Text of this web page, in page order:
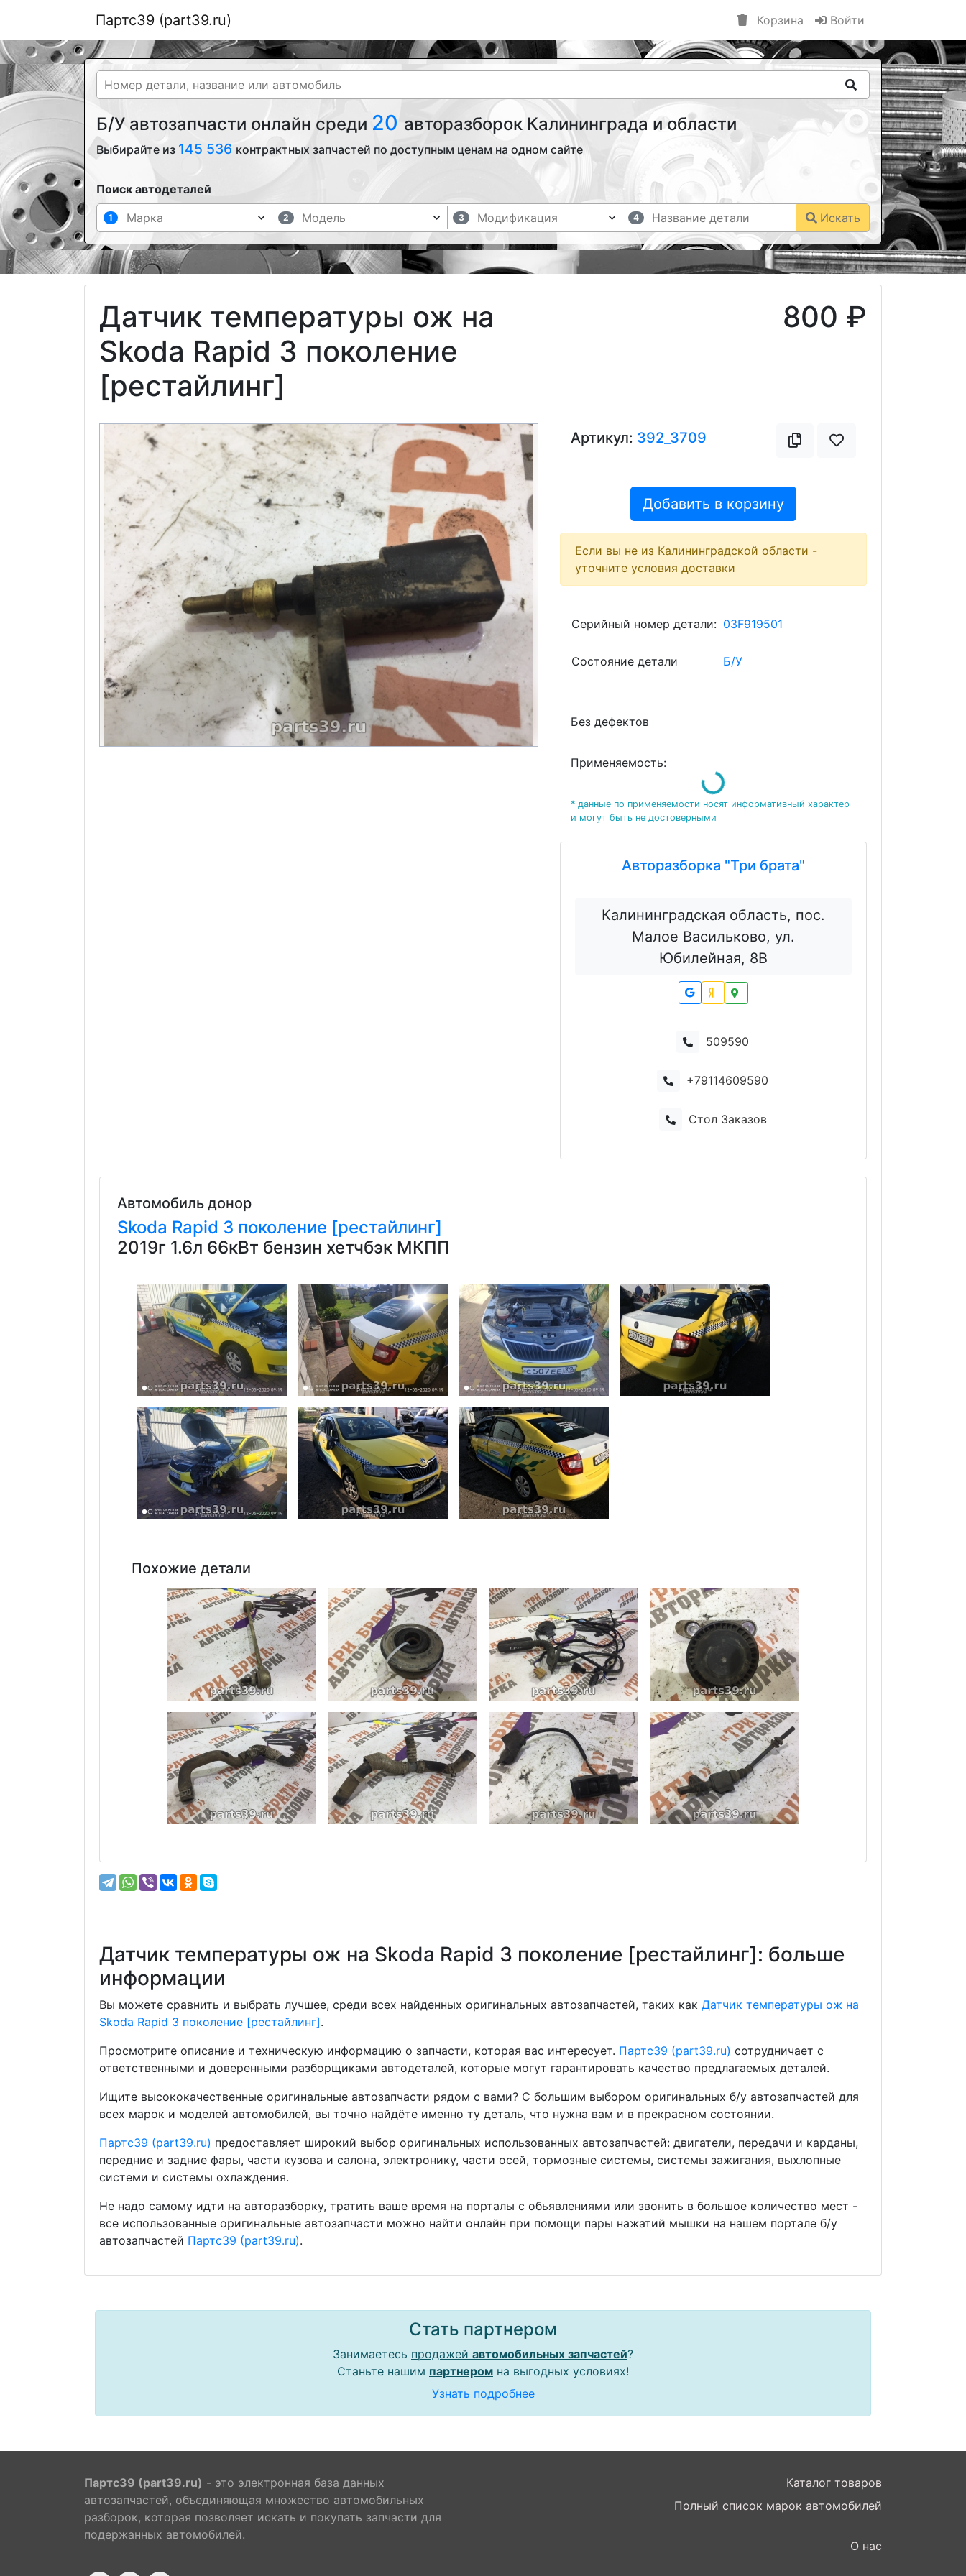
Партс39 (part39.ru) Корзина Войти
Б/У автозапчасти онлайн среди 20 авторазборок Калининграда и области
Выбирайте из 145 536 контрактных запчастей по доступным ценам на одном сайте
Поиск автодеталей
1 2 3 4 Искать
Датчик температуры ож на
Skoda Rapid 3 поколение
[рестайлинг]
800 ₽
Артикул: 392_3709
Добавить в корзину
Если вы не из Калининградской области -
уточните условия доставки
Серийный номер детали: 03F919501
Состояние детали Б/У
Без дефектов
Применяемость:
Loading...
* данные по применяемости носят информативный характер
и могут быть не достоверными
Авторазборка "Три брата"
Калининградская область, пос.
Малое Васильково, ул.
Юбилейная, 8В
509590
+79114609590
Стол Заказов
Автомобиль донор
Skoda Rapid 3 поколение [рестайлинг]
2019г 1.6л 66кВт бензин хетчбэк МКПП
Похожие детали
Датчик температуры ож на Skoda Rapid 3 поколение [рестайлинг]: больше
информации
Вы можете сравнить и выбрать лучшее, среди всех найденных оригинальных автозапчастей, таких как Датчик температуры ож на
Skoda Rapid 3 поколение [рестайлинг].
Просмотрите описание и техническую информацию о запчасти, которая вас интересует. Партс39 (part39.ru) сотрудничает с
ответственными и доверенными разборщиками автодеталей, которые могут гарантировать качество предлагаемых деталей.
Ищите высококачественные оригинальные автозапчасти рядом с вами? С большим выбором оригинальных б/у автозапчастей для
всех марок и моделей автомобилей, вы точно найдёте именно ту деталь, что нужна вам и в прекрасном состоянии.
Партс39 (part39.ru) предоставляет широкий выбор оригинальных использованных автозапчастей: двигатели, передачи и карданы,
передние и задние фары, части кузова и салона, электронику, части осей, тормозные системы, системы зажигания, выхлопные
системи и системы охлаждения.
Не надо самому идти на авторазборку, тратить ваше время на порталы с обьявлениями или звонить в большое количество мест -
все использованные оригинальные автозапчасти можно найти онлайн при помощи пары нажатий мышки на нашем портале б/у
автозапчастей Партс39 (part39.ru).
Стать партнером
Занимаетесь продажей автомобильных запчастей?
Станьте нашим партнером на выгодных условиях!
Узнать подробнее
Партс39 (part39.ru) - это электронная база данных
автозапчастей, объединяющая множество автомобильных
разборок, которая позволяет искать и покупать запчасти для
подержанных автомобилей.
Каталог товаров
Полный список марок автомобилей
О нас